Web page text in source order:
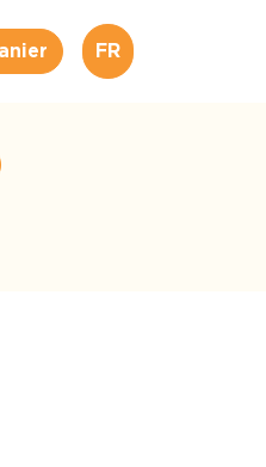
FR